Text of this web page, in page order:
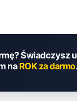
Świadczysz
naROK za darmo.